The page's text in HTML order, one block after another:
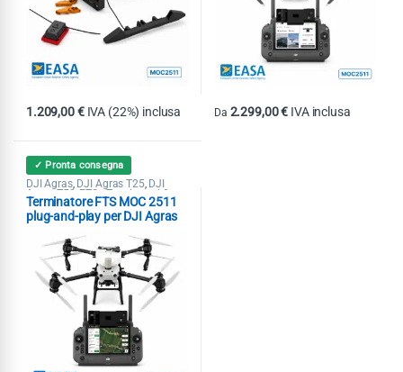
1.209,00€ IVA (22%) inclusa Da 2.299,00€ IVA inclusa
Questo prodotto ha più varianti.
✓ Pronta consegna
DJI Agras, DJI Agras T25, DJI
Agras T50 FTS - Terminatori &
Paracaduti
Terminatore FTS MOC 2511
plug-and-play per DJI Agras